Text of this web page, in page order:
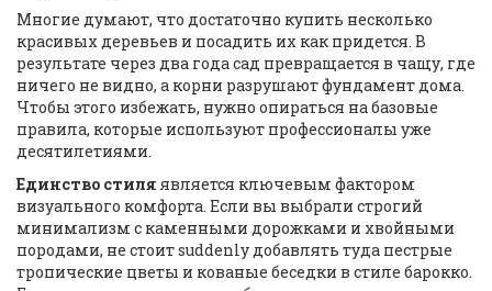
Многие думают, что достаточно купить несколько
красивых деревьев и посадить их как придется. В
результате через два года сад превращается в чащу, где
ничего не видно, а корни разрушают фундамент дома.
Чтобы этого избежать, нужно опираться на базовые
правила, которые используют профессионалы уже
десятилетиями.
Единство стиля является ключевым фактором
визуального комфорта. Если вы выбрали строгий
минимализм с каменными дорожками и хвойными
породами, не стоит suddenly добавлять туда пестрые
тропические цветы и кованые беседки в стиле барокко.